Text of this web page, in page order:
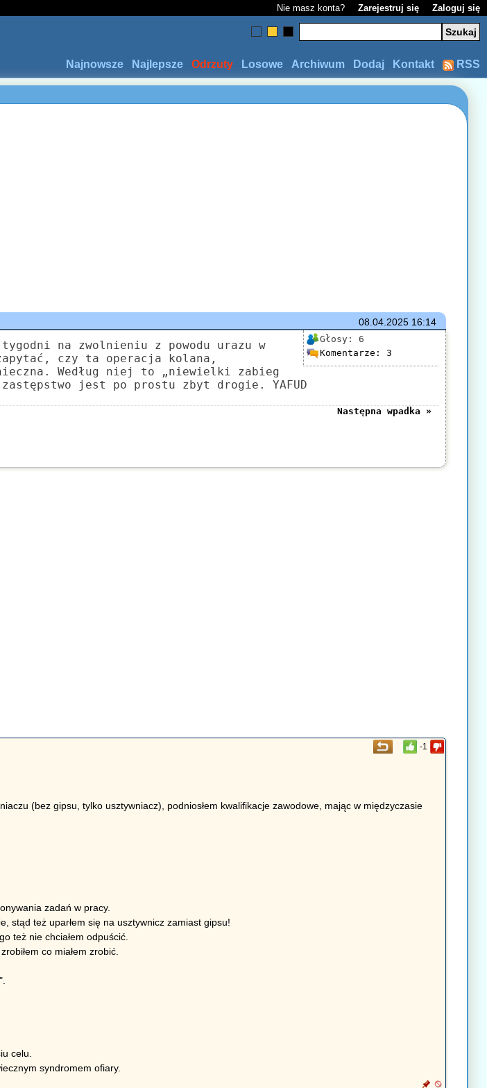
Nie masz konta? Zarejestruj się Zaloguj się
RSS
Kontakt
Dodaj
Archiwum
Losowe
Odrzuty
Najlepsze
Najnowsze
08.04.202516:14
Głosy: 6
Komentarze: 3
na zwolnieniu z powodu urazu w
czy ta operacja kolana,
Według niej to „niewielki zabieg
jest po prostu zbyt drogie. YAFUD
Następna wpadka »
-1
(bez gipsu, tylko usztywniacz), podniosłem kwalifikacje zawodowe, mając w międzyczasie
zadań w pracy.
stąd też uparłem się na usztywnicz zamiast gipsu!
też nie chciałem odpuścić.
co miałem zrobić.
celu.
syndromem ofiary.